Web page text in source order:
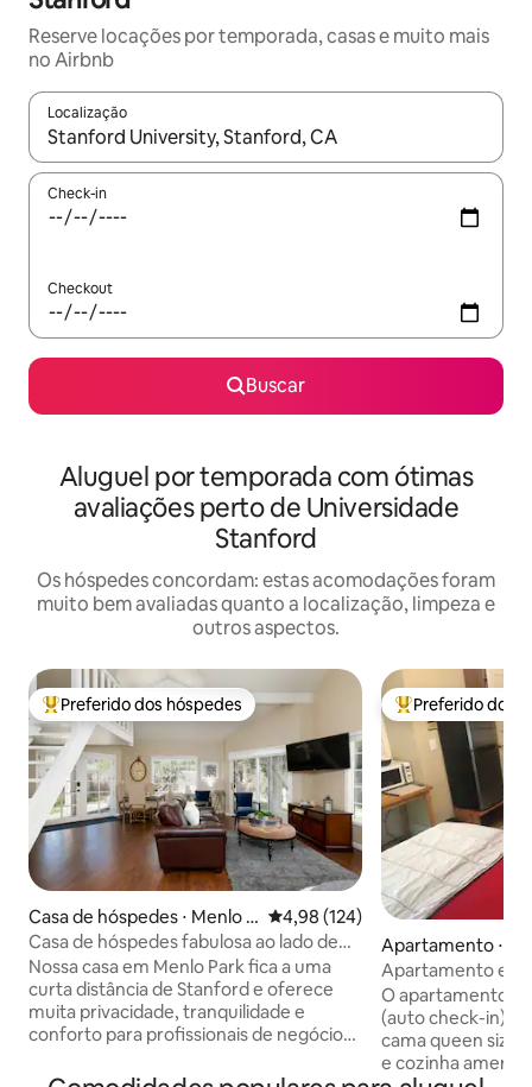
Reserve locações por temporada, casas e muito mais
no Airbnb
Localização
Quando os resultados estiverem disponíveis, explore-os
Check-in
Checkout
Buscar
Aluguel por temporada com ótimas
avaliações perto de Universidade
Stanford
Os hóspedes concordam: estas acomodações foram
muito bem avaliadas quanto a localização, limpeza e
outros aspectos.
Entre os melhores preferidos dos hóspedes
Preferido dos hóspedes
Casa de hóspedes ⋅ Menlo P
ark
4,98 de uma avaliação média de
4,98 (124)
Casa de hóspedes fabulosa ao lado de
Stanford com cozinha
Nossa casa em Menlo Park fica a uma
curta distância de Stanford e oferece
muita privacidade, tranquilidade e
conforto para profissionais de negócios
Stanford! A principal área de dormir é no
Entre os
Preferido dos
Apartamento ⋅
Apartamento
entrada privativa.
O apartamento
(auto check-in),
cama queen size,
e cozinha